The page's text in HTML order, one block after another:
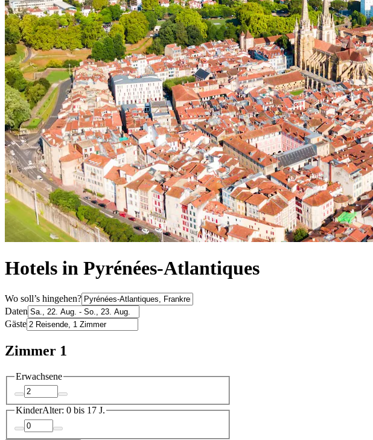
Hotels in Pyrénées-Atlantiques
Wo soll’s hingehen?
Daten
Gäste
Zimmer 1
Erwachsene
KinderAlter: 0 bis 17 J.